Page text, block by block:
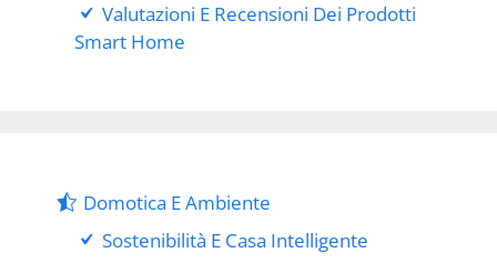
Valutazioni E Recensioni Dei Prodotti
Smart Home
Domotica E Ambiente
Sostenibilità E Casa Intelligente